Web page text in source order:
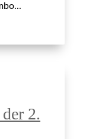
2.